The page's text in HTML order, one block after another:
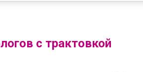
с трактовкой